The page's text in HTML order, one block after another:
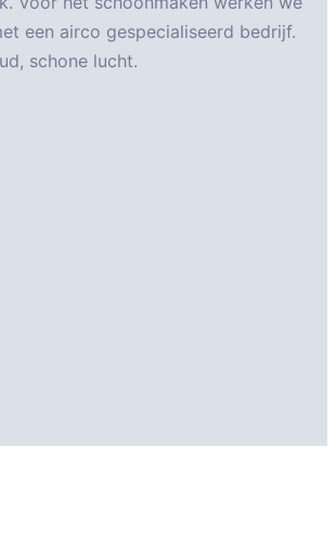
een airco gespecialiseerd bedrijf.
schone lucht.